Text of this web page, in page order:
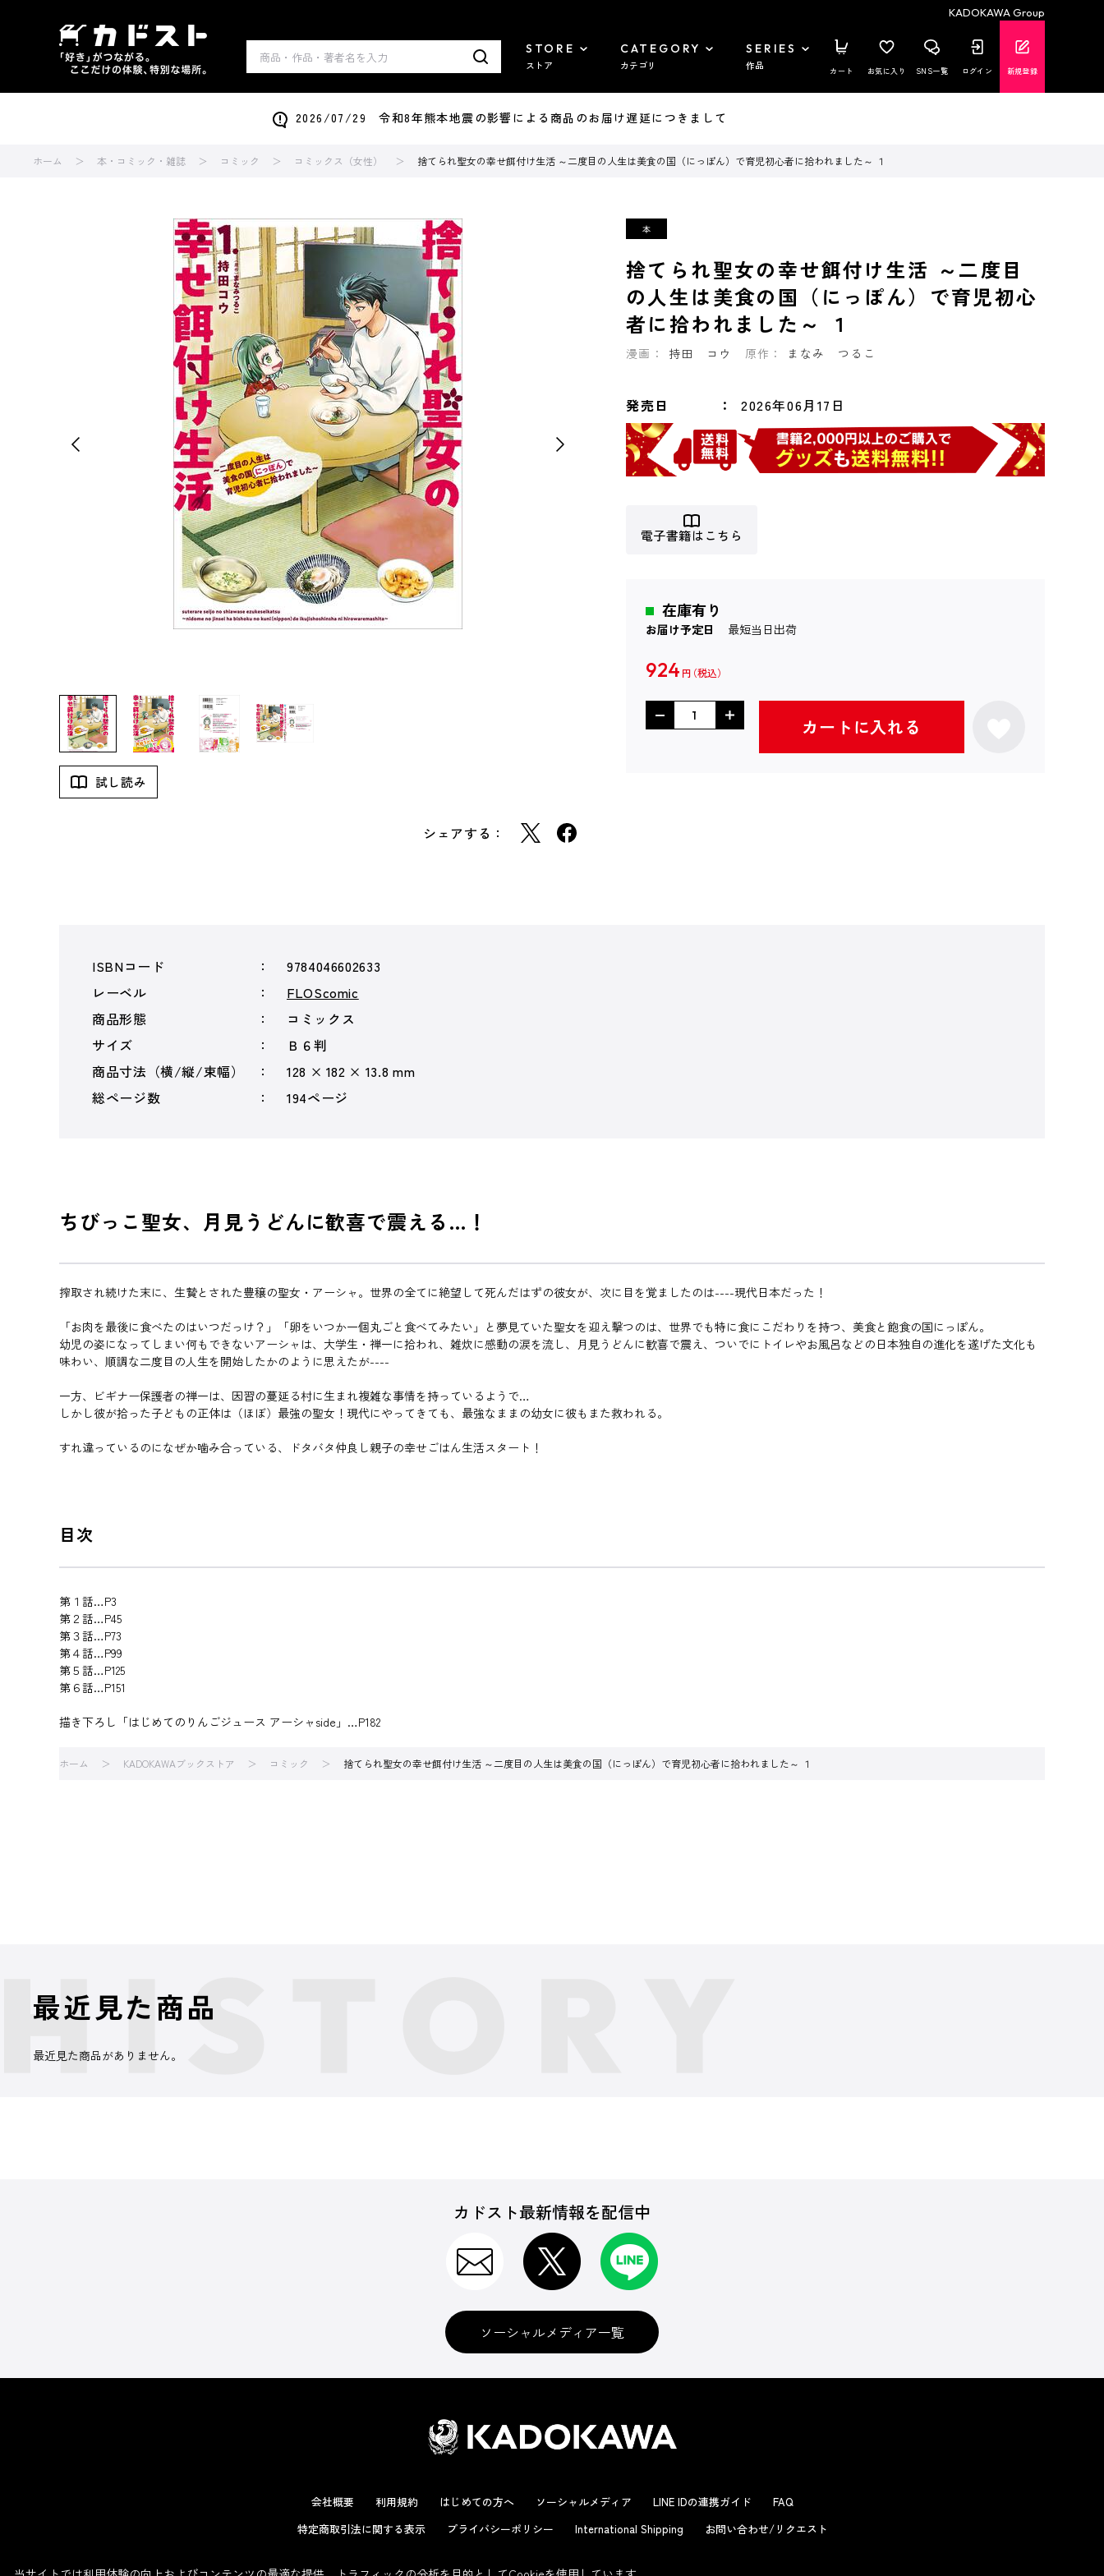
KADOKAWA Group
STORE
ストア
CATEGORY
カテゴリ
SERIES
作品 カート お気に入り SNS一覧 ログイン 新規登録
2026/07/29 令和8年熊本地震の影響による商品のお届け遅延につきまして
ホーム 本・コミック・雑誌 コミック コミックス（女性） 捨てられ聖女の幸せ餌付け生活 ～二度目の人生は美食の国（にっぽん）で育児初心者に拾われました～ １
試し読み
シェアする：
捨てられ聖女の幸せ餌付け生活 ～二度目
の人生は美食の国（にっぽん）で育児初心
者に拾われました～ １
漫画： 持田 コウ 原作： まなみ つるこ
発売日 2026年06月17日
電子書籍はこちら
在庫有り
お届け予定日 最短当日出荷
924 円
カートに入れる
ISBNコード
9784046602633
レーベル
FLOScomic
商品形態
コミックス
サイズ
Ｂ６判
商品寸法（横/縦/束幅）
128 × 182 × 13.8 mm
総ページ数
194ページ
ちびっこ聖女、月見うどんに歓喜で震える…！
搾取され続けた末に、生贄とされた豊穣の聖女・アーシャ。世界の全てに絶望して死んだはずの彼女が、次に目を覚ましたのは----現代日本だった！
「お肉を最後に食べたのはいつだっけ？」「卵をいつか一個丸ごと食べてみたい」と夢見ていた聖女を迎え撃つのは、世界でも特に食にこだわりを持つ、美食と飽食の国にっぽん。
幼児の姿になってしまい何もできないアーシャは、大学生・禅一に拾われ、雑炊に感動の涙を流し、月見うどんに歓喜で震え、ついでにトイレやお風呂などの日本独自の進化を遂げた文化も
味わい、順調な二度目の人生を開始したかのように思えたが----
一方、ビギナー保護者の禅一は、因習の蔓延る村に生まれ複雑な事情を持っているようで…
しかし彼が拾った子どもの正体は（ほぼ）最強の聖女！現代にやってきても、最強なままの幼女に彼もまた救われる。
すれ違っているのになぜか噛み合っている、ドタバタ仲良し親子の幸せごはん生活スタート！
目次
第１話…P3
第２話…P45
第３話…P73
第４話…P99
第５話…P125
第６話…P151
描き下ろし「はじめてのりんごジュース アーシャside」…P182
ホーム KADOKAWAブックストア コミック 捨てられ聖女の幸せ餌付け生活 ～二度目の人生は美食の国（にっぽん）で育児初心者に拾われました～ １
最近見た商品
最近見た商品がありません。
カドスト最新情報を配信中
ソーシャルメディア一覧
会社概要 利用規約 はじめての方へ ソーシャルメディア LINE IDの連携ガイド
FAQ
特定商取引法に関する表示
プライバシーポリシー International Shipping お問い合わせ/リクエスト